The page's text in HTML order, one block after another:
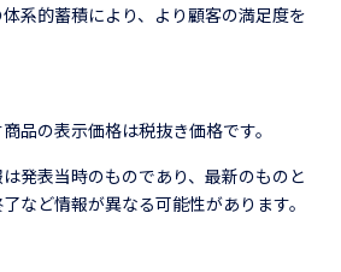
系的蓄積により、より顧客の満足度を
品の表示価格は税抜き価格です。
発表当時のものであり、最新のものと
など情報が異なる可能性があります。